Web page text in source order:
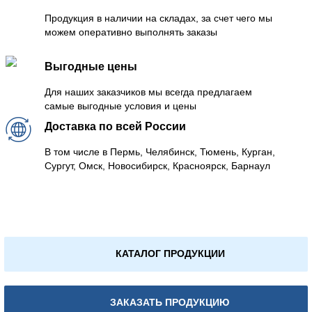
Продукция в наличии на складах, за счет чего мы
можем оперативно выполнять заказы
Выгодные цены
Для наших заказчиков мы всегда предлагаем
самые выгодные условия и цены
Доставка по всей России
В том числе в Пермь, Челябинск, Тюмень, Курган,
Сургут, Омск, Новосибирск, Красноярск, Барнаул
КАТАЛОГ ПРОДУКЦИИ
ЗАКАЗАТЬ ПРОДУКЦИЮ